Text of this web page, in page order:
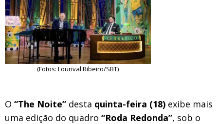
(Fotos: Lourival Ribeiro/SBT)
O “The Noite” desta quinta-feira (18) exibe mais
uma edição do quadro “Roda Redonda”, sob o